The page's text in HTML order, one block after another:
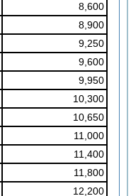
8,600
8,900
9,250
9,600
9,950
10,300
10,650
11,000
11,400
11,800
12,200